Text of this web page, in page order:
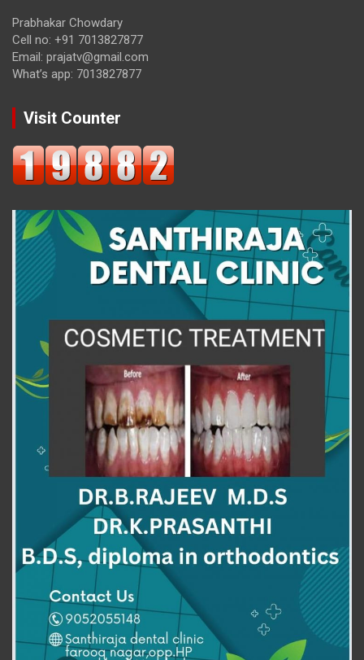
Prabhakar Chowdary
Cell no: +91 7013827877
Email: prajatv@gmail.com
What’s app: 7013827877
Visit Counter